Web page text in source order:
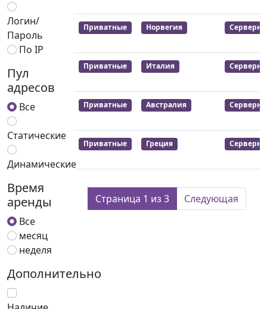
Логин/
Пароль
По IP
Пул
адресов
Все
Статические
Динамические
Время
аренды
Все
месяц
неделя
Дополнительно
Приватные Норвегия
Приватные Италия
Приватные Австралия
Приватные Греция
Страница 1 из 3 Следующая